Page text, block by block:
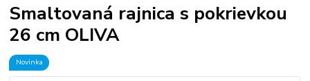
Smaltovaná rajnica s pokrievkou
26 cm OLIVA
Novinka